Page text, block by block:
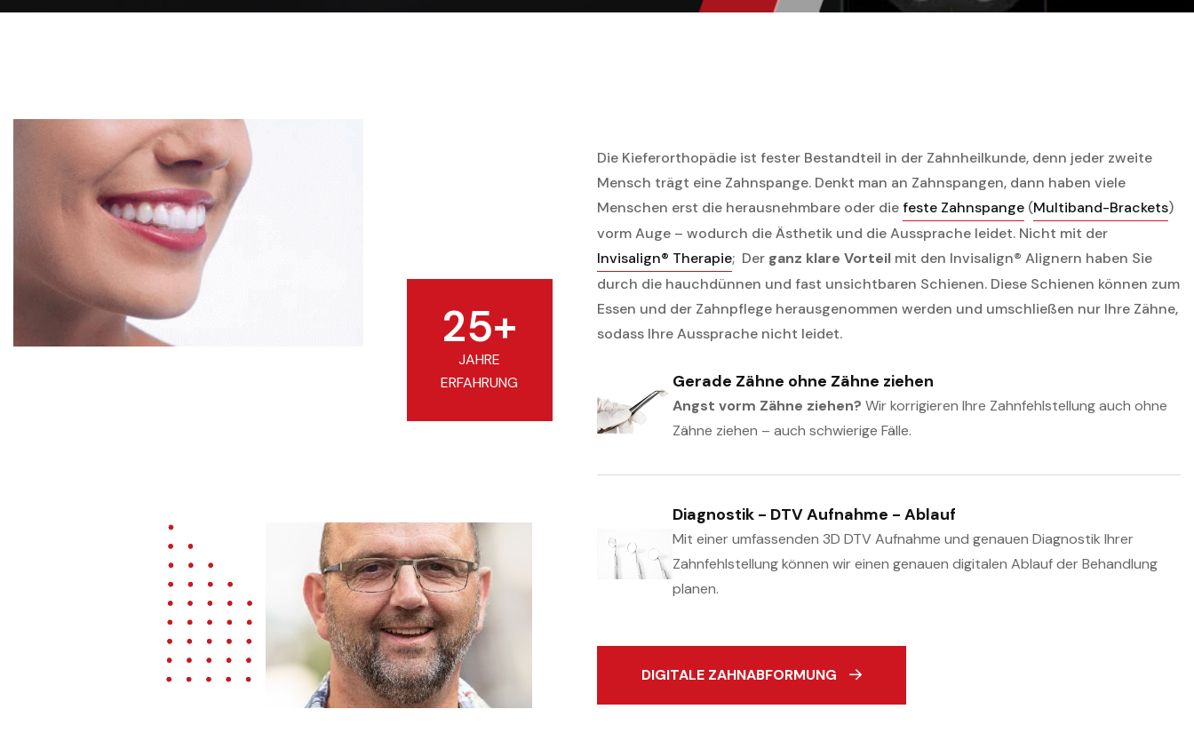
JAHRE
ERFAHRUNG
25+
Die Kieferorthopädie ist fester Bestandteil in der Zahnheilkunde, denn jeder zweite
Mensch trägt eine Zahnspange. Denkt man an Zahnspangen, dann haben viele
Menschen erst die herausnehmbare oder diefeste Zahnspange (Multiband-Brackets)
vorm Auge – wodurch die Ästhetik und die Aussprache leidet. Nicht mit der
Invisalign® Therapie; Der ganz klare Vorteil mit den Invisalign® Alignern haben Sie
durch die hauchdünnen und fast unsichtbaren Schienen. Diese Schienen können zum
Essen und der Zahnpflege herausgenommen werden und umschließen nur Ihre Zähne,
sodass Ihre Aussprache nicht leidet.
Gerade Zähne ohne Zähne ziehen
Angst vorm Zähne ziehen? Wir korrigieren Ihre Zahnfehlstellung auch ohne
Zähne ziehen – auch schwierige Fälle.
Diagnostik - DTV Aufnahme - Ablauf
Mit einer umfassenden 3D DTV Aufnahme und genauen Diagnostik Ihrer
Zahnfehlstellung können wir einen genauen digitalen Ablauf der Behandlung
planen.
DIGITALE ZAHNABFORMUNG